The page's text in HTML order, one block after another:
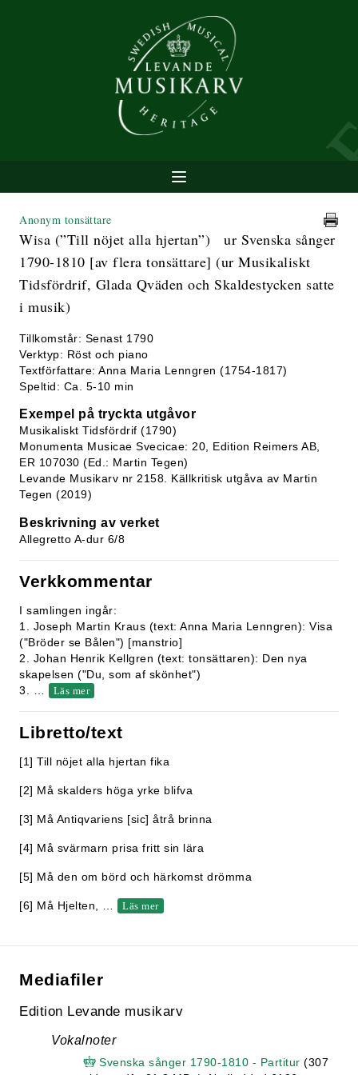
Anonym tonsättare
Wisa (”Till nöjet alla hjertan”) ur Svenska sånger
1790-1810 [av flera tonsättare] (ur Musikaliskt
Tidsfördrif, Glada Qväden och Skaldestycken satte
i musik)
Tillkomstår: Senast 1790
Verktyp: Röst och piano
Textförfattare: Anna Maria Lenngren (1754-1817)
Speltid: Ca. 5-10 min
Exempel på tryckta utgåvor
Musikaliskt Tidsfördrif (1790)
Monumenta Musicae Svecicae: 20, Edition Reimers AB,
ER 107030 (Ed.: Martin Tegen)
Levande Musikarv nr 2158. Källkritisk utgåva av Martin
Tegen (2019)
Beskrivning av verket
Allegretto A-dur 6/8
Verkkommentar
I samlingen ingår:
1. Joseph Martin Kraus (text: Anna Maria Lenngren): Visa
("Bröder se Bålen") [manstrio]
2. Johan Henrik Kellgren (text: tonsättaren): Den nya
skapelsen ("Du, som af skönhet")
3.
Läs mer
Libretto/text
[1] Till nöjet alla hjertan fika
[2] Må skalders höga yrke blifva
[3] Må Antiqvariens [sic] åtrå brinna
[4] Må svärmarn prisa fritt sin lära
[5] Må den om börd och härkomst drömma
[6] Må Hjelten, Läs mer
Mediafiler
Edition Levande musikarv
Vokalnoter
Svenska sånger 1790-1810 - Partitur (307